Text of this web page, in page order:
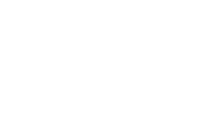
и.д. Кмет на